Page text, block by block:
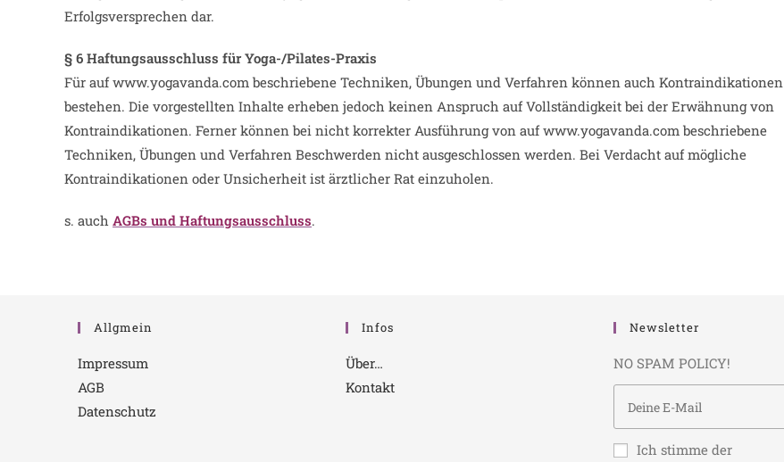
Erfolgsversprechen dar.
§ 6 Haftungsausschluss für Yoga-/Pilates-Praxis
Für auf www.yogavanda.com beschriebene Techniken, Übungen und Verfahren können auch Kontraindikationen
bestehen. Die vorgestellten Inhalte erheben jedoch keinen Anspruch auf Vollständigkeit bei der Erwähnung von
Kontraindikationen. Ferner können bei nicht korrekter Ausführung von auf www.yogavanda.com beschriebene
Techniken, Übungen und Verfahren Beschwerden nicht ausgeschlossen werden. Bei Verdacht auf mögliche
Kontraindikationen oder Unsicherheit ist ärztlicher Rat einzuholen.
s. auch AGBs und Haftungsausschluss.
Allgmein
Impressum
AGB
Datenschutz
Infos
Über…
Kontakt
Newsletter
NO SPAM POLICY!
Ich stimme der